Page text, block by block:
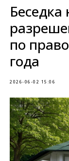
Беседка
по
года
2026-06-02 15:06